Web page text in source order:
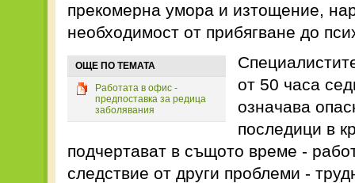
прекомерна умора и изтощение,
необходимост от прибягване до
ОЩЕ ПО ТЕМАТА
Работата в офис -
предпоставка за редица
заболявания
от 50 часа
означава
последици в
подчертават в същото време -
следствие от други проблеми -